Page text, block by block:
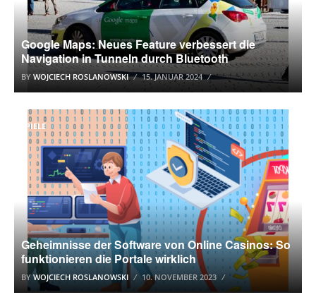
Google Maps: Neues Feature verbessert die
Navigation in Tunneln durch Bluetooth
BY WOJCIECH ROSLANOWSKI 15. JANUAR 2024
SPIELE
Geheimnisse der Software von Online Casinos: So
funktionieren die Portale wirklich
BYWOJCIECH ROSLANOWSKI 10. NOVEMBER 2023